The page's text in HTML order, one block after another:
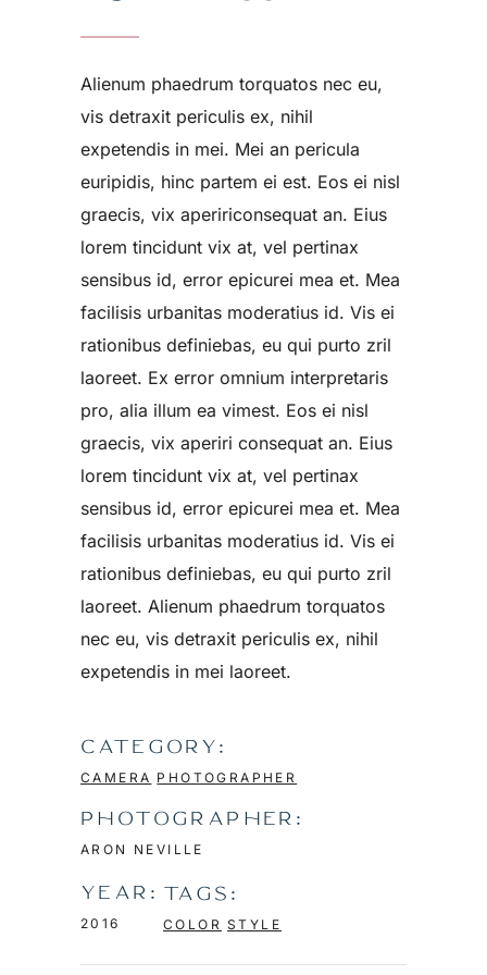
Alienum phaedrum torquatos nec eu,
vis detraxit periculis ex, nihil
expetendis in mei. Mei an pericula
euripidis, hinc partem ei est. Eos ei nisl
graecis, vix apeririconsequat an. Eius
lorem tincidunt vix at, vel pertinax
sensibus id, error epicurei mea et. Mea
facilisis urbanitas moderatius id. Vis ei
rationibus definiebas, eu qui purto zril
laoreet. Ex error omnium interpretaris
pro, alia illum ea vimest. Eos ei nisl
graecis, vix aperiri consequat an. Eius
lorem tincidunt vix at, vel pertinax
sensibus id, error epicurei mea et. Mea
facilisis urbanitas moderatius id. Vis ei
rationibus definiebas, eu qui purto zril
laoreet. Alienum phaedrum torquatos
nec eu, vis detraxit periculis ex, nihil
expetendis in mei laoreet.
CATEGORY:
CAMERA PHOTOGRAPHER
PHOTOGRAPHER:
ARON NEVILLE
YEAR:
2016
TAGS:
COLOR STYLE